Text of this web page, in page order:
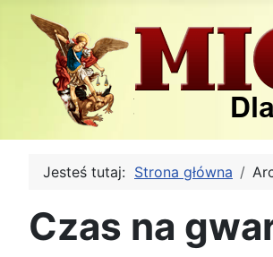
Jesteś tutaj: Strona główna
Czas na